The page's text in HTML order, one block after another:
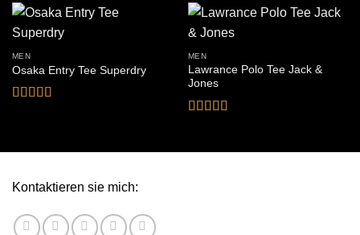
MEN
Osaka Entry Tee Superdry
MEN
Lawrance Polo Tee Jack &
Jones
5
Kontaktieren sie mich: